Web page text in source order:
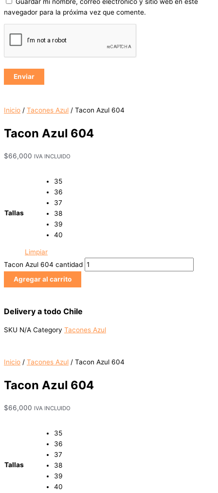
navegador para la próxima vez que comente.
Inicio / Tacones Azul / Tacon Azul 604
Tacon Azul 604
$66,000 IVA INCLUIDO
Tallas
35
36
37
38
39
40
Limpiar
Tacon Azul 604 cantidad
Agregar al carrito
Delivery a todo Chile
SKU N/A Category Tacones Azul
Inicio / Tacones Azul / Tacon Azul 604
Tacon Azul 604
$66,000 IVA INCLUIDO
Tallas
35
36
37
38
39
40